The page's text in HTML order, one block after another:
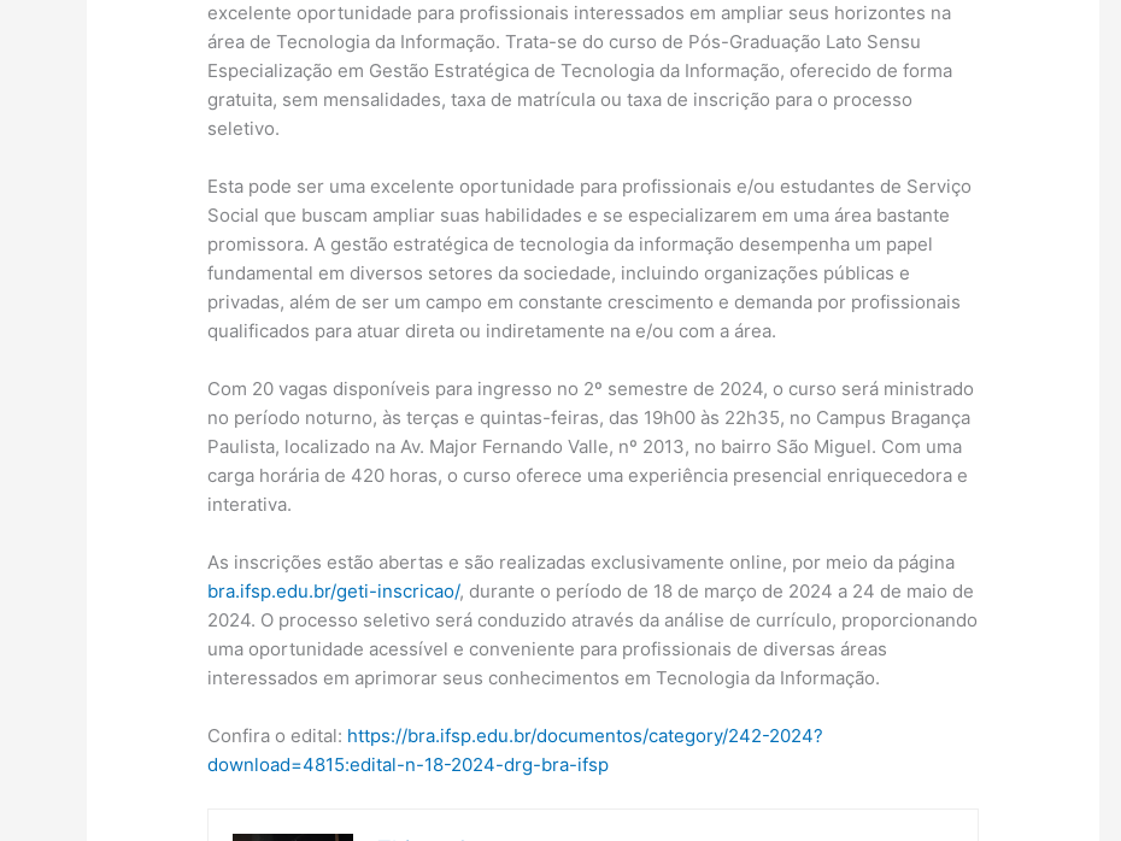
excelente oportunidade para profissionais interessados em ampliar seus horizontes na
área de Tecnologia da Informação. Trata-se do curso de Pós-Graduação Lato Sensu
Especialização em Gestão Estratégica de Tecnologia da Informação, oferecido de forma
gratuita, sem mensalidades, taxa de matrícula ou taxa de inscrição para o processo
seletivo.
Esta pode ser uma excelente oportunidade para profissionais e/ou estudantes de Serviço
Social que buscam ampliar suas habilidades e se especializarem em uma área bastante
promissora. A gestão estratégica de tecnologia da informação desempenha um papel
fundamental em diversos setores da sociedade, incluindo organizações públicas e
privadas, além de ser um campo em constante crescimento e demanda por profissionais
qualificados para atuar direta ou indiretamente na e/ou com a área.
Com 20 vagas disponíveis para ingresso no 2º semestre de 2024, o curso será ministrado
no período noturno, às terças e quintas-feiras, das 19h00 às 22h35, no Campus Bragança
Paulista, localizado na Av. Major Fernando Valle, nº 2013, no bairro São Miguel. Com uma
carga horária de 420 horas, o curso oferece uma experiência presencial enriquecedora e
interativa.
As inscrições estão abertas e são realizadas exclusivamente online, por meio da página
bra.ifsp.edu.br/geti-inscricao/, durante o período de 18 de março de 2024 a 24 de maio de
2024. O processo seletivo será conduzido através da análise de currículo, proporcionando
uma oportunidade acessível e conveniente para profissionais de diversas áreas
interessados em aprimorar seus conhecimentos em Tecnologia da Informação.
Confira o edital: https://bra.ifsp.edu.br/documentos/category/242-2024?
download=4815:edital-n-18-2024-drg-bra-ifsp